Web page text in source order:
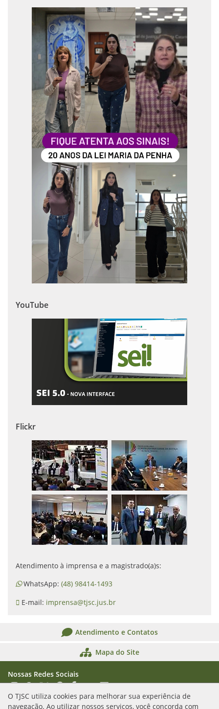
O TJSC utiliza cookies para melhorar sua experiência de
navegação. Ao utilizar nossos serviços, você concorda com
YouTube
Flickr
Atendimento à imprensa e a magistrado(a)s:
WhatsApp: (48) 98414-1493
E-mail: imprensa@tjsc.jus.br
Atendimento e Contatos
Mapa do Site
Nossas Redes Sociais
Acessar Instagram
Acessar WhatsApp
Acessar XAcessar Threads
Acessar Facebook
Acessar YouTube
Acessar Flickr
Acessar SoundCloud